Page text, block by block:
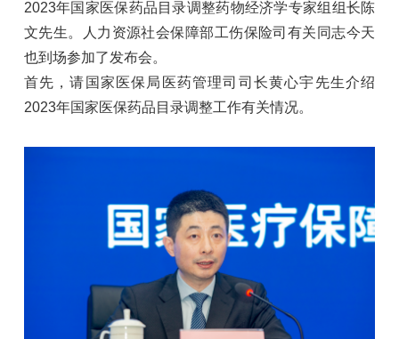
2023年国家医保药品目录调整药物经济学专家组组长陈
文先生。人力资源社会保障部工伤保险司有关同志今天
也到场参加了发布会。
首先，请国家医保局医药管理司司长黄心宇先生介绍
2023年国家医保药品目录调整工作有关情况。